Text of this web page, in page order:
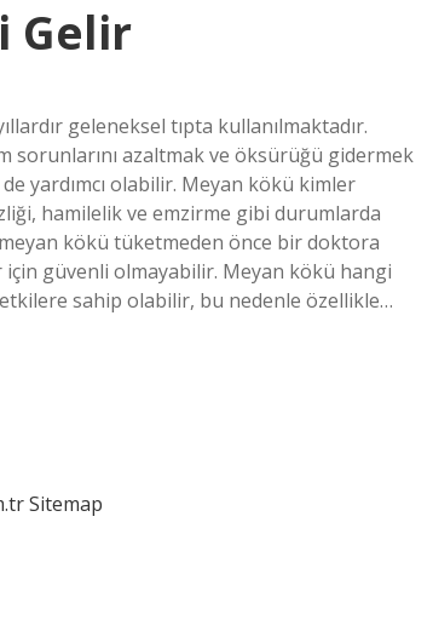
Gelir
geleneksel tıpta kullanılmaktadır.
sorunlarını azaltmak ve öksürüğü gidermek
yardımcı olabilir. Meyan kökü kimler
hamilelik ve emzirme gibi durumlarda
kökü tüketmeden önce bir doktora
için güvenli olmayabilir. Meyan kökü hangi
sahip olabilir, bu nedenle özellikle…
Sitemap